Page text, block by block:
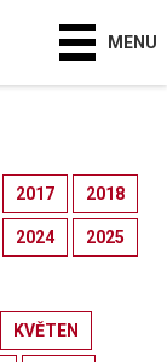
MENU
2017 2018
2024 2025
KVĚTEN